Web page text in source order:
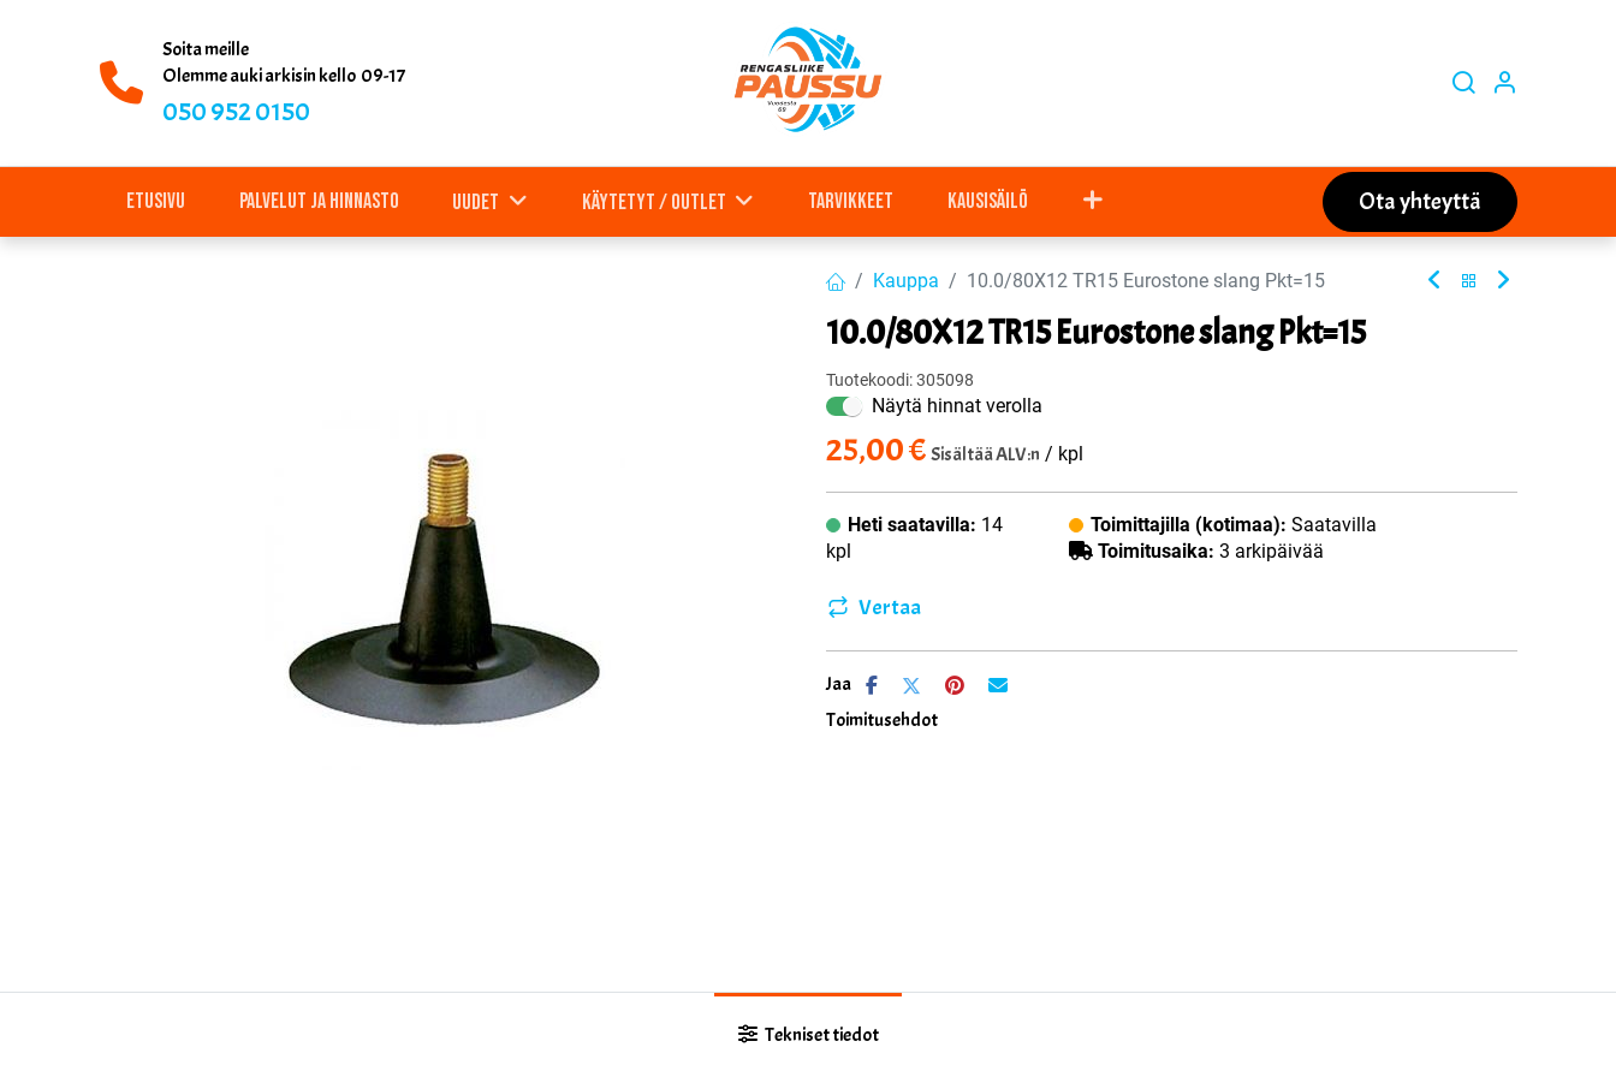
Soita meille
Olemme auki arkisin kello 09-17
050 952 0150
Etusivu Palvelut ja hinnasto Uudet Käytetyt / outlet Tarvikkeet Kausisäilö Ota yhteyttä
Kauppa 10.0/80X12 TR15 Eurostone slang Pkt=15
10.0/80X12 TR15 Eurostone slang Pkt=15
Tuotekoodi:305098
Näytä hinnat verolla
25,00€ Sisältää ALV:n / kpl
Heti saatavilla: 14
kpl
Toimittajilla (kotimaa): Saatavilla
Toimitusaika: 3 arkipäivää
Vertaa
Jaa
Toimitusehdot
Tekniset tiedot